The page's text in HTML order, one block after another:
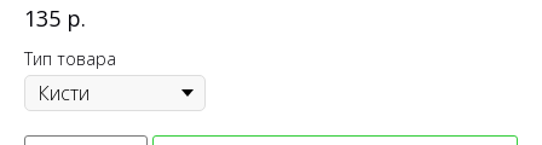
135 р.
Тип товара